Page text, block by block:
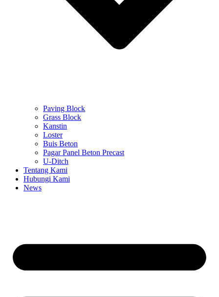
Paving Block
Grass Block
Kanstin
Loster
Buis Beton
Pagar Panel Beton Precast
U-Ditch
Tentang Kami
Hubungi Kami
News